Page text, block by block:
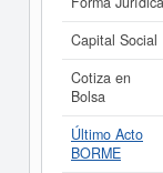
Capital Social
Cotiza en
Bolsa
Último Acto
BORME